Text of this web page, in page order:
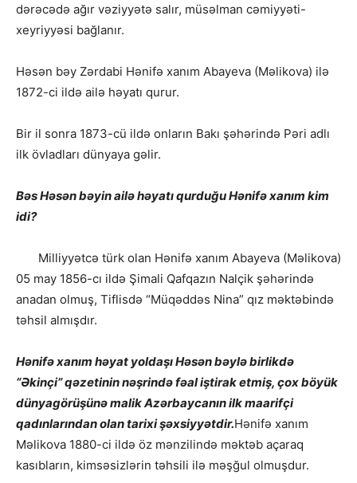
dərəcədə ağır vəziyyətə salır, müsəlman cəmiyyəti-
xeyriyyəsi bağlanır.
Həsən bəy Zərdabi Hənifə xanım Abayeva (Məlikova) ilə
1872-ci ildə ailə həyatı qurur.
Bir il sonra 1873-cü ildə onların Bakı şəhərində Pəri adlı
ilk övladları dünyaya gəlir.
Bəs Həsən bəyin ailə həyatı qurduğu Hənifə xanım kim
idi?
Milliyyətcə türk olan Hənifə xanım Abayeva (Məlikova)
05 may 1856-cı ildə Şimali Qafqazın Nalçik şəhərində
anadan olmuş, Tiflisdə “Müqəddəs Nina” qız məktəbində
təhsil almışdır.
Hənifə xanım həyat yoldaşı Həsən bəylə birlikdə
“Əkinçi” qəzetinin nəşrində fəal iştirak etmiş, çox böyük
dünyagörüşünə malik Azərbaycanın ilk maarifçi
qadınlarından olan tarixi şəxsiyyətdir.Hənifə xanım
Məlikova 1880-ci ildə öz mənzilində məktəb açaraq
kasıbların, kimsəsizlərin təhsili ilə məşğul olmuşdur.